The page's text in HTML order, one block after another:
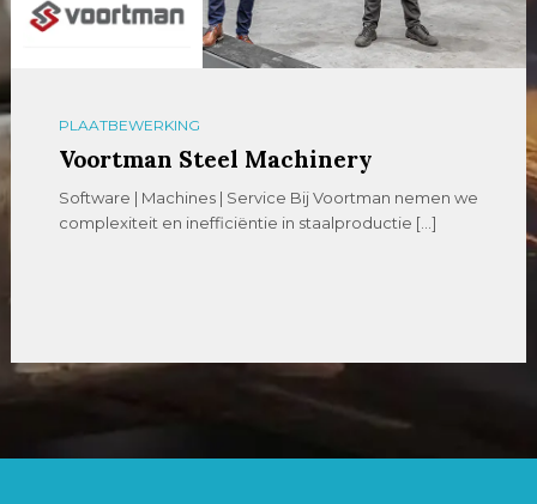
PLAATBEWERKING
Voortman Steel Machinery
Software | Machines | Service Bij Voortman nemen we
complexiteit en inefficiëntie in staalproductie […]